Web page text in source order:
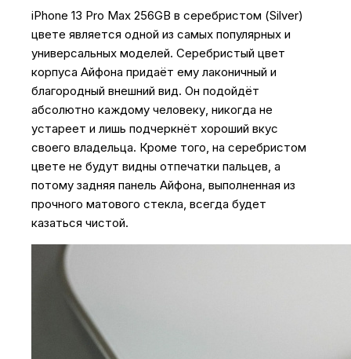
iPhone 13 Pro Max 256GB в серебристом (Silver)
цвете является одной из самых популярных и
универсальных моделей. Серебристый цвет
корпуса Айфона придаёт ему лаконичный и
благородный внешний вид. Он подойдёт
абсолютно каждому человеку, никогда не
устареет и лишь подчеркнёт хороший вкус
своего владельца. Кроме того, на серебристом
цвете не будут видны отпечатки пальцев, а
потому задняя панель Айфона, выполненная из
прочного матового стекла, всегда будет
казаться чистой.